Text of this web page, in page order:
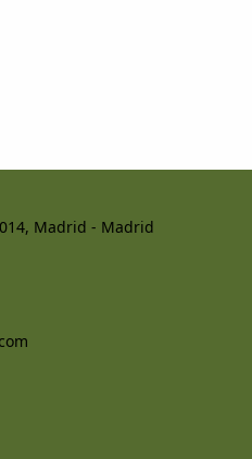
Madrid - Madrid